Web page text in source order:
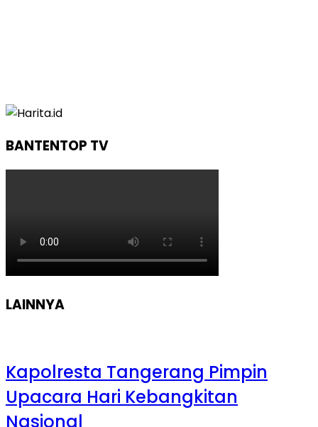
BANTENTOP TV
LAINNYA
Kapolresta Tangerang Pimpin
Upacara Hari Kebangkitan
Nasional